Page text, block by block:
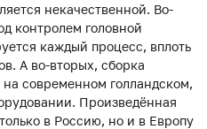
некачественной. Во-
контролем головной
каждый процесс, вплоть
А во-вторых, сборка
современном голландском,
Произведённая
в Россию, но и в Европу